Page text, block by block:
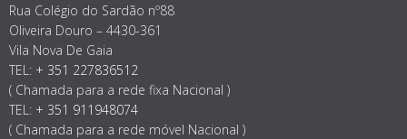
Rua Colégio do Sardão nº88
Oliveira Douro – 4430-361
Vila Nova De Gaia
TEL: + 351 227836512
( Chamada para a rede fixa Nacional )
TEL: + 351 911948074
( Chamada para a rede móvel Nacional )